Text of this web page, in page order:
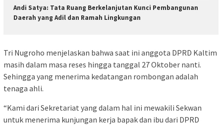
Andi Satya: Tata Ruang Berkelanjutan Kunci Pembangunan
Daerah yang Adil dan Ramah Lingkungan
Tri Nugroho menjelaskan bahwa saat ini anggota DPRD Kaltim
masih dalam masa reses hingga tanggal 27 Oktober nanti.
Sehingga yang menerima kedatangan rombongan adalah
tenaga ahli.
“Kami dari Sekretariat yang dalam hal ini mewakili Sekwan
untuk menerima kunjungan kerja bapak dan ibu dari DPRD